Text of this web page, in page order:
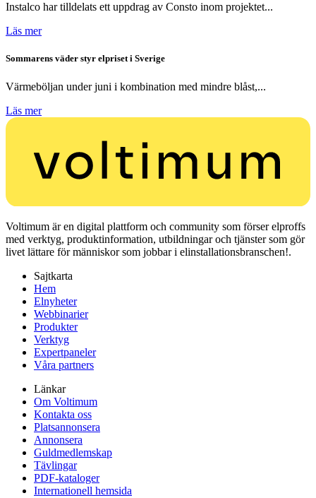
Instalco har tilldelats ett uppdrag av Consto inom projektet...
Läs mer
Sommarens väder styr elpriset i Sverige
Värmeböljan under juni i kombination med mindre blåst,...
Läs mer
Voltimum är en digital plattform och community som förser elproffs
med verktyg, produktinformation, utbildningar och tjänster som gör
livet lättare för människor som jobbar i elinstallationsbranschen!.
Sajtkarta
Hem
Elnyheter
Webbinarier
Produkter
Verktyg
Expertpaneler
Våra partners
Länkar
Om Voltimum
Kontakta oss
Platsannonsera
Annonsera
Guldmedlemskap
Tävlingar
PDF-kataloger
Internationell hemsida